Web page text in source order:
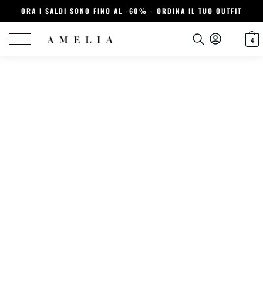
ORA I SALDI SONO FINO AL -60% - ORDINA IL TUO OUTFIT
4